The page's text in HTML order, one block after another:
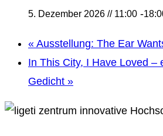
5. Dezember 2026 // 11:00 -
« Ausstellung: The Ear
In This City, I Have Loved –
Gedicht »